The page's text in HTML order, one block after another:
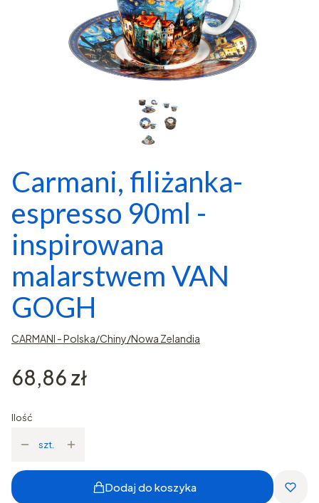
Carmani, filiżanka-
espresso 90ml -
inspirowana
malarstwem VAN
GOGH
CARMANI - Polska/Chiny/Nowa Zelandia
Cena
68,86 zł
Ilość
szt.
Dodaj do koszyka